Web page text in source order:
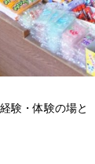
験・体験の場と